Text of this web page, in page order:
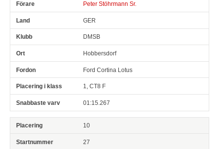
Peter Stöhrmann Sr.
GER
DMSB
Hobbersdorf
Ford Cortina Lotus
1, CT8 F
01:15.267
10
27